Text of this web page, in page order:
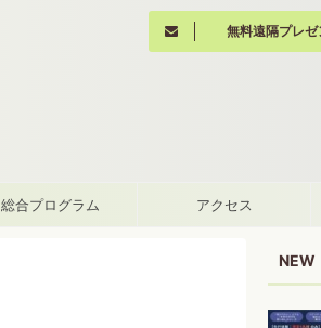
無料遠隔プレ
総合プログラム アクセス
NEW